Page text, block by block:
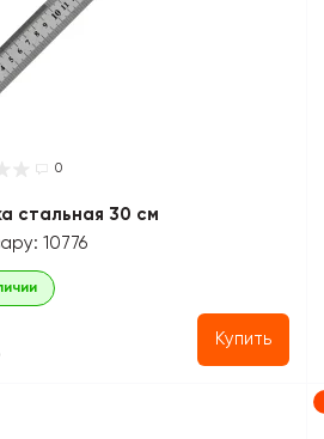
0
стальная 30 см
10776
Купить